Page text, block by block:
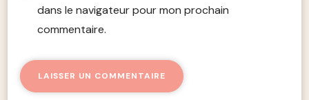
dans le navigateur pour mon prochain
commentaire.